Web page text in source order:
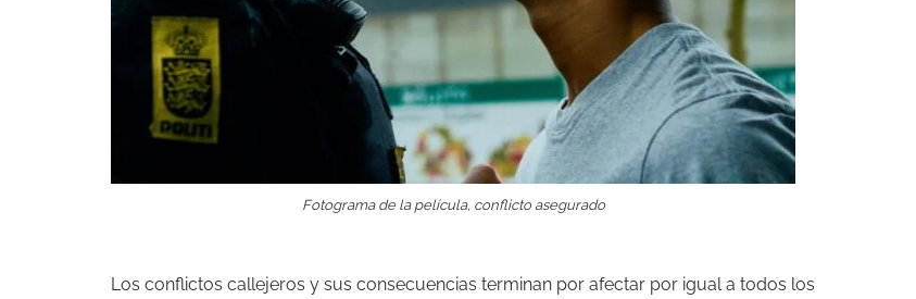
Fotograma de la película, conflicto asegurado
Los conflictos callejeros y sus consecuencias terminan por afectar por igual a todos los